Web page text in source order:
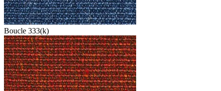
Boucle 333(k)